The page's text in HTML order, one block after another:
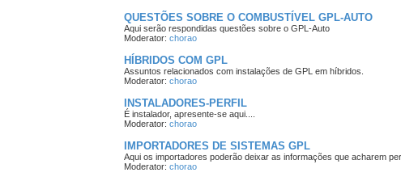
QUESTÕES SOBRE O COMBUSTÍVEL GPL-AUTO
Aqui serão respondidas questões sobre o GPL-Auto
Moderator: chorao
HÍBRIDOS COM GPL
Assuntos relacionados com instalações de GPL em híbridos.
Moderator: chorao
INSTALADORES-PERFIL
É instalador, apresente-se aqui....
Moderator: chorao
IMPORTADORES DE SISTEMAS GPL
Aqui os importadores poderão deixar as informações que acharem
Moderator: chorao